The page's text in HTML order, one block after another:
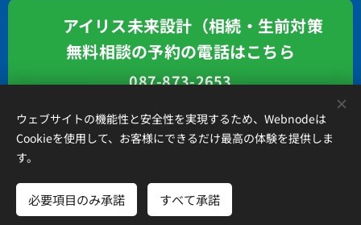
📞 アイリス未来設計（相続・生前対策
無料相談の予約の電話はこちら
087-873-2653
アイリス国際司法書士・行政書士事務所、 香川県高松市錦町２丁
目１３番７号 松岡ビル２Ｆ 、087-873-2653
Cookie
ウェブサイトの機能性と安全性を実現するため、Webnodeは
Cookieを使用して、お客様にできるだけ最高の体験を提供しま
す。
必要項目のみ承諾 すべて承諾